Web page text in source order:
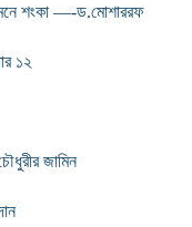
শংকা —-ড.মোশাররফ
১২
জামিন